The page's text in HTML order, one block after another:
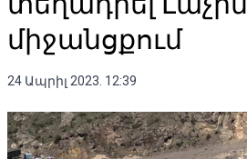
միջանցքում
24 Ապրիլ 2023. 12:39